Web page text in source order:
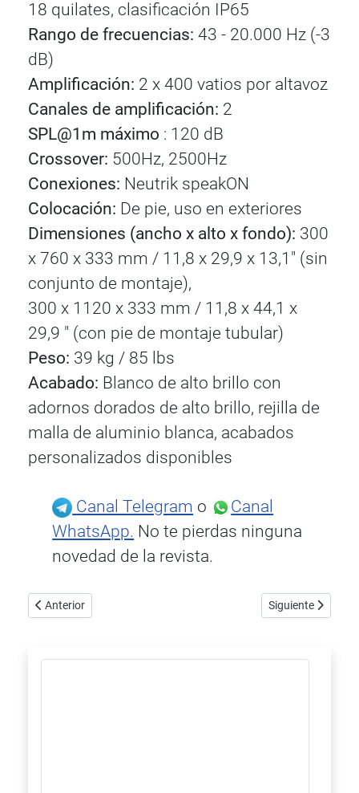
18 quilates, clasificación IP65
Rango de frecuencias:43 - 20.000 Hz (-3
dB)
Amplificación: 2 x 400 vatios por altavoz
Canales de amplificación: 2
SPL@1m máximo : 120 dB
Crossover: 500Hz, 2500Hz
Conexiones: Neutrik speakON
Colocación: De pie, uso en exteriores
Dimensiones (ancho x alto x fondo): 300
x 760 x 333 mm / 11,8 x 29,9 x 13,1" (sin
conjunto de montaje),
300 x 1120 x 333 mm / 11,8 x 44,1 x
29,9 " (con pie de montaje tubular)
Peso: 39 kg / 85 lbs
Acabado: Blanco de alto brillo con
adornos dorados de alto brillo, rejilla de
malla de aluminio blanca, acabados
personalizados disponibles
Canal Telegram o
Canal
WhatsApp. No te pierdas ninguna
novedad de la revista.
Artículo anterior: ISE 2022 celebra su debut triunfal en Barcelona
Anterior Artículo siguiente:
Siguiente